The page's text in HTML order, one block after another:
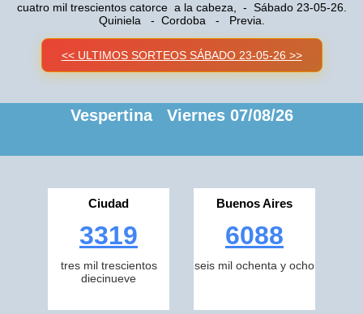
cuatro mil trescientos catorce a la cabeza, - Sábado 23-05-26.
Quiniela - Cordoba - Previa.
<< ULTIMOS SORTEOS SÁBADO 23-05-26 >>
Vespertina Viernes 07/08/26
Ciudad
3319
tres mil trescientos
diecinueve
Buenos Aires
6088
seis mil ochenta y ocho